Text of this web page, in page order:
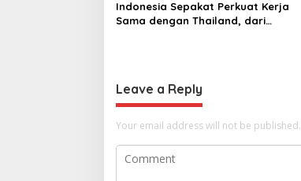
Indonesia Sepakat Perkuat Kerja
Sama dengan Thailand, dari
Leave a Reply
Your email address will not be published.